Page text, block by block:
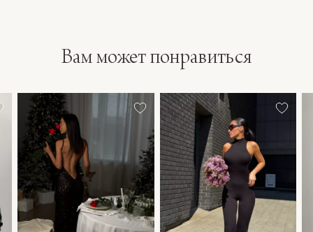
Вам может понравиться